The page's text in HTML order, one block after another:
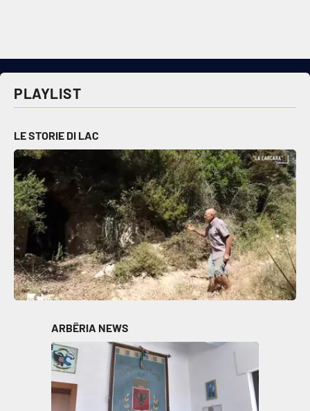
Economia e Lavoro
Sanità
Società
Sport
RUBRICHE
Parchi Marini Calabria
Leggendo Alvaro insieme
PLAYLIST
LE STORIE DI LAC
ARBËRIA NEWS